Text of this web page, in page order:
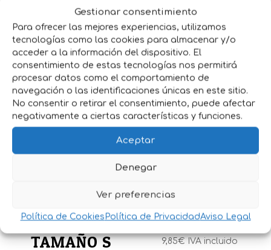
Gestionar consentimiento
Para ofrecer las mejores experiencias, utilizamos
tecnologías como las cookies para almacenar y/o
acceder a la información del dispositivo. El
consentimiento de estas tecnologías nos permitirá
procesar datos como el comportamiento de
navegación o las identificaciones únicas en este sitio.
No consentir o retirar el consentimiento, puede afectar
negativamente a ciertas características y funciones.
Aceptar
Denegar
Ver preferencias
Política de Cookies Política de PrivacidadAviso Legal
Formato: 500g en bolsitas de 10g cada una.
Productos relacionados
RATONERA DE
MADERA
TAMAÑO S
RATIBROM 2
CEREALES 1 Kg
9,85€ IVA incluido